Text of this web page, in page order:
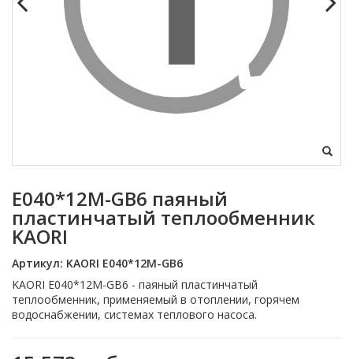
Е040*12M-GB6 паяный
пластинчатый теплообменник
KAORI
Артикул: KAORI Е040*12M-GB6
KAORI Е040*12M-GB6 - паяный пластинчатый
теплообменник, применяемый в отоплении, горячем
водоснабжении, системах теплового насоса.